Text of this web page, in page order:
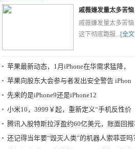
戚薇嫌发量太多苦
戚薇嫌发量太多苦
这下彻底跪服... [全文]
苹果最新动态，1月iPhone在华需求猛降，
苹果向股东大会参与者发出安全警告 iPhon
先来的是iPhone9还是iPhone12
小米10，3999￥起，重新定义“手机反性价
腾讯入股特斯拉浮盈约60亿美元，账面回报
还记得当年要“毁灭人类”的机器人索菲亚吗